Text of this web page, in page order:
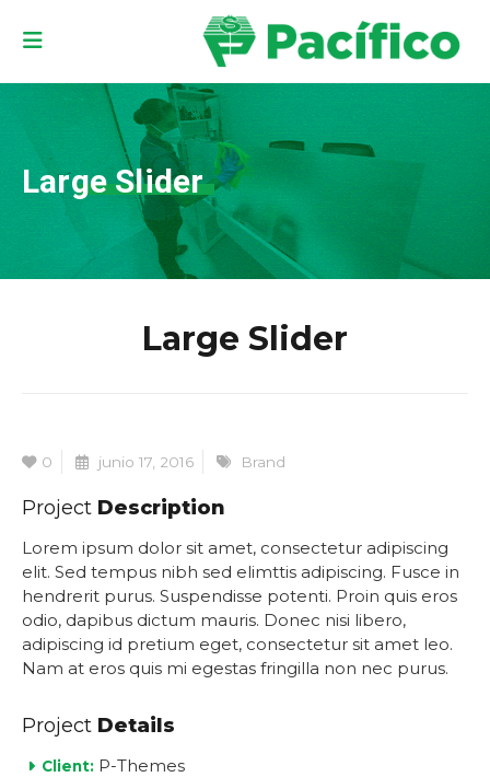
Large Slider
Large Slider
0 junio 17, 2016 Brand
Project Description
Lorem ipsum dolor sit amet, consectetur adipiscing
elit. Sed tempus nibh sed elimttis adipiscing. Fusce in
hendrerit purus. Suspendisse potenti. Proin quis eros
odio, dapibus dictum mauris. Donec nisi libero,
adipiscing id pretium eget, consectetur sit amet leo.
Nam at eros quis mi egestas fringilla non nec purus.
Project Details
Client: P-Themes